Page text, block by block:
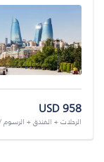
USD 958
الرحلات + الفندق +